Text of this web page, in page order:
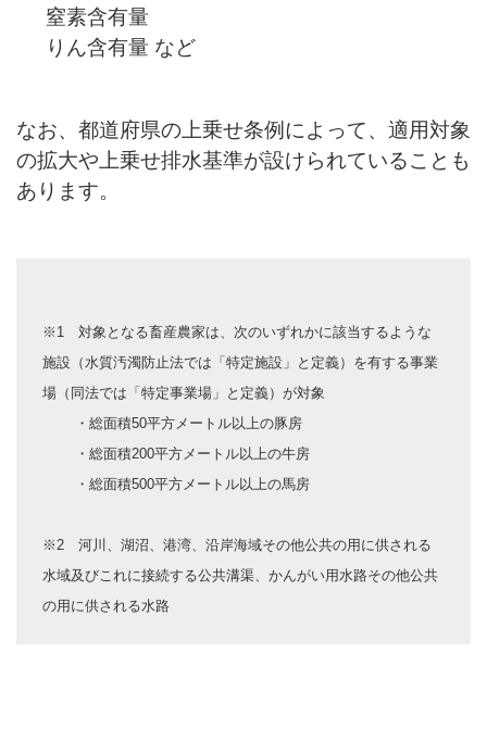
窒素含有量
りん含有量 など
なお、都道府県の上乗せ条例によって、適用対象
の拡大や上乗せ排水基準が設けられていることも
あります。
※1 対象となる畜産農家は、次のいずれかに該当するような
施設（水質汚濁防止法では「特定施設」と定義）を有する事業
場（同法では「特定事業場」と定義）が対象
・総面積50平方メートル以上の豚房
・総面積200平方メートル以上の牛房
・総面積500平方メートル以上の馬房
※2 河川、湖沼、港湾、沿岸海域その他公共の用に供される
水域及びこれに接続する公共溝渠、かんがい用水路その他公共
の用に供される水路